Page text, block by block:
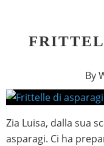
By
Zia Luisa, dalla sua
asparagi. Ci ha